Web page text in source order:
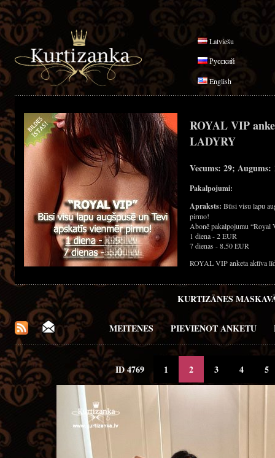
Latviešu
Русский
English
ROYAL VIP
LADYRY
Vecums: 29;
Pakalpojumi:
Apraksts: Būsi visu lapu
pirmo!
Abonē pakalpojumu “Royal
1 diena - 2 EUR
7 dienas - 8.50 EUR
ROYAL VIP anketa aktīva
KURTIZĀNES
MEITENES PIEVIENOT ANKETU
ID 4769 1 2 3 4 5